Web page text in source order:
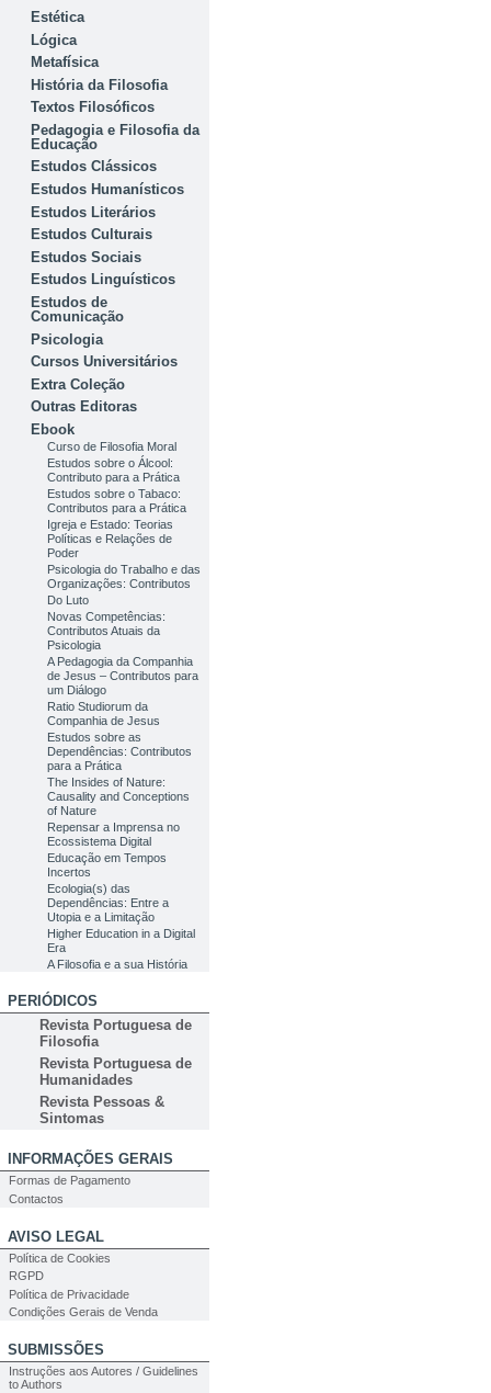
Estética
Lógica
Metafísica
História da Filosofia
Textos Filosóficos
Pedagogia e Filosofia da
Educação
Estudos Clássicos
Estudos Humanísticos
Estudos Literários
Estudos Culturais
Estudos Sociais
Estudos Linguísticos
Estudos de
Comunicação
Psicologia
Cursos Universitários
Extra Coleção
Outras Editoras
Ebook
Curso de Filosofia Moral
Estudos sobre o Álcool:
Contributo para a Prática
Estudos sobre o Tabaco:
Contributos para a Prática
Igreja e Estado: Teorias
Políticas e Relações de
Poder
Psicologia do Trabalho e das
Organizações: Contributos
Do Luto
Novas Competências:
Contributos Atuais da
Psicologia
A Pedagogia da Companhia
de Jesus – Contributos para
um Diálogo
Ratio Studiorum da
Companhia de Jesus
Estudos sobre as
Dependências: Contributos
para a Prática
The Insides of Nature:
Causality and Conceptions
of Nature
Repensar a Imprensa no
Ecossistema Digital
Educação em Tempos
Incertos
Ecologia(s) das
Dependências: Entre a
Utopia e a Limitação
Higher Education in a Digital
Era
A Filosofia e a sua História
PERIÓDICOS
Revista Portuguesa de
Filosofia
Revista Portuguesa de
Humanidades
Revista Pessoas &
Sintomas
INFORMAÇÕES GERAIS
Formas de Pagamento
Contactos
AVISO LEGAL
Política de Cookies
RGPD
Política de Privacidade
Condições Gerais de Venda
SUBMISSÕES
Instruções aos Autores / Guidelines
to Authors